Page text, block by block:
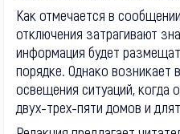
Как отмечается в
отключения затрагивают
информация будет
порядке. Однако возникает
освещения ситуаций, когда
двух-трех-пяти домов и